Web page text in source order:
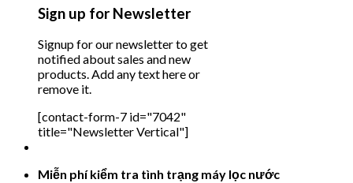
Sign up for Newsletter
Signup for our newsletter to get
notified about sales and new
products. Add any text here or
remove it.
[contact-form-7 id="7042"
title="Newsletter Vertical"]
Miễn phí kiểm tra tình trạng máy lọc nước